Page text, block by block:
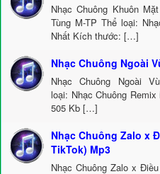
Nhạc Chuông Khuôn
Tùng M-TP Thể loại:
Nhất Kích thước: […]
Nhạc Chuông Ngoài
Nhạc Chuông Ngoài
loại: Nhạc Chuông
505 Kb […]
Nhạc Chuông Zalo x
TikTok) Mp3
Nhạc Chuông Zalo x